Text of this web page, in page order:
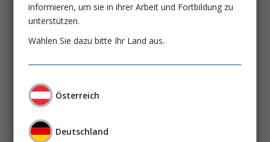
Sepsis bei Kindern
Dr. med. Michael Sasse
Sepsis
Defizite in der Nachsorge
Prof. Dr. med. Farsin Hamzei
Sepsis auf der „Normalstation“
informieren, um sie in ihrer Arbeit und Fortbildung zu
unterstützen.
Wählen Sie dazu bitte Ihr Land aus.
Österreich
Deutschland